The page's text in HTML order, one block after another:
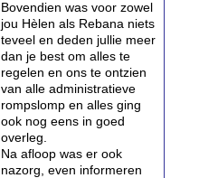
Bovendien was voor zowel
jou Hèlen als Rebana niets
teveel en deden jullie meer
dan je best om alles te
regelen en ons te ontzien
van alle administratieve
rompslomp en alles ging
ook nog eens in goed
overleg.
Na afloop was er ook
nazorg, even informeren